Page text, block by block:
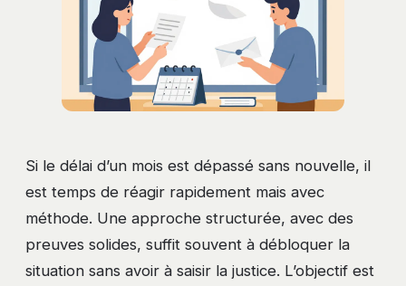
Si le délai d’un mois est dépassé sans nouvelle, il
est temps de réagir rapidement mais avec
méthode. Une approche structurée, avec des
preuves solides, suffit souvent à débloquer la
situation sans avoir à saisir la justice. L’objectif est